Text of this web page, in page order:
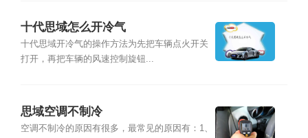
十代思域怎么开冷气
十代思域开冷气的操作方法为先把车辆点火开关
打开，再把车辆的风速控制旋钮...
思域空调不制冷
空调不制冷的原因有很多，最常见的原因有：1、